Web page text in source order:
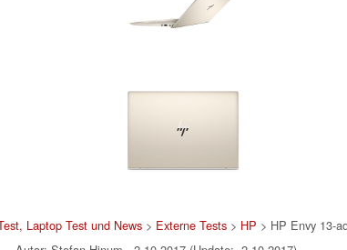
Laptop Test und News> Externe Tests> HP > HP Envy 13-